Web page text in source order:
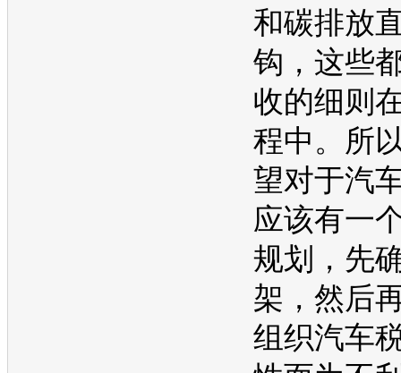
和碳排放
钩，这些
收的细则
程中。所
望对于汽
应该有一
规划，先
架，然后
组织汽车